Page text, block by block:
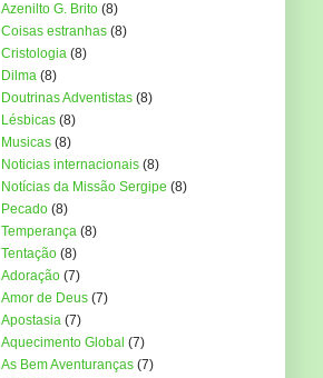
Azenilto G. Brito (8)
Coisas estranhas (8)
Cristologia (8)
Dilma (8)
Doutrinas Adventistas (8)
Lésbicas (8)
Musicas (8)
Noticias internacionais (8)
Notícias da Missão Sergipe (8)
Pecado (8)
Temperança (8)
Tentação (8)
Adoração (7)
Amor de Deus (7)
Apostasia (7)
Aquecimento Global (7)
As Bem Aventuranças (7)